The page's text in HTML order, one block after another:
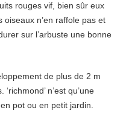
rouges vif, bien sûr eux
n’en raffole pas et
sur l’arbuste une bonne
de plus de 2 m
n’est qu’une
pot ou en petit jardin.